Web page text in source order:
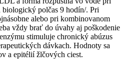
biologický polčas 9 hodín/. Pri
alebo pri kombinovanom
vždy brať do úvahy aj poškodenie
stimuluje chronický abúzus
dávkach. Hodnoty sa
a epitélií žlčových ciest.